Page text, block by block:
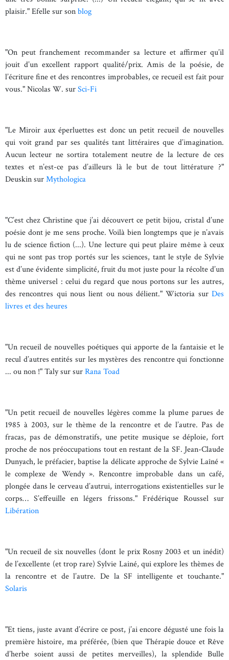
plaisir." Efelle sur sonblog
"On peut franchement recommander sa lecture et affirmer qu’il
jouit d’un excellent rapport qualité/prix. Amis de la poésie, de
l’écriture fine et des rencontres improbables, ce recueil est fait pour
vous." Nicolas W. surSci-Fi
"Le Miroir aux éperluettes est donc un petit recueil de nouvelles
qui voit grand par ses qualités tant littéraires que d’imagination.
Aucun lecteur ne sortira totalement neutre de la lecture de ces
textes et n’est-ce pas d’ailleurs là le but de tout littérature ?"
Deuskin surMythologica
"C’est chez Christine que j’ai découvert ce petit bijou, cristal d’une
poésie dont je me sens proche. Voilà bien longtemps que je n’avais
lu de science fiction (...). Une lecture qui peut plaire même à ceux
qui ne sont pas trop portés sur les sciences, tant le style de Sylvie
est d’une évidente simplicité, fruit du mot juste pour la récolte d’un
thème universel : celui du regard que nous portons sur les autres,
des rencontres qui nous lient ou nous délient." Wictoria sur Des
livres et des heures
"Un recueil de nouvelles poétiques qui apporte de la fantaisie et le
recul d’autres entités sur les mystères des rencontre qui fonctionne
... ou non !" Taly sur surRana Toad
"Un petit recueil de nouvelles légères comme la plume parues de
1985 à 2003, sur le thème de la rencontre et de l’autre. Pas de
fracas, pas de démonstratifs, une petite musique se déploie, fort
proche de nos préoccupations tout en restant de la SF. Jean-Claude
Dunyach, le préfacier, baptise la délicate approche de Sylvie Laîné «
le complexe de Wendy ». Rencontre improbable dans un café,
plongée dans le cerveau d’autrui, interrogations existentielles sur le
corps… S’effeuille en légers frissons." Frédérique Roussel sur
Libération
"Un recueil de six nouvelles (dont le prix Rosny 2003 et un inédit)
de l’excellente (et trop rare) Sylvie Lainé, qui explore les thèmes de
la rencontre et de l’autre. De la SF intelligente et touchante."
Solaris
"Et tiens, juste avant d’écrire ce post, j’ai encore dégusté une fois la
première histoire, ma préférée, (bien que Thérapie douce et Rêve
d’herbe soient aussi de petites merveilles), la splendide Bulle